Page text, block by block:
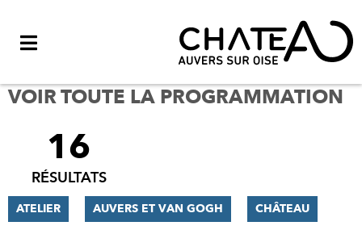
VOIR TOUTE LA PROGRAMMATION
FILTRER
RÉSULTATS
16
RÉSULTATS
ATELIER AUVERS ET VAN GOGH CHÂTEAU